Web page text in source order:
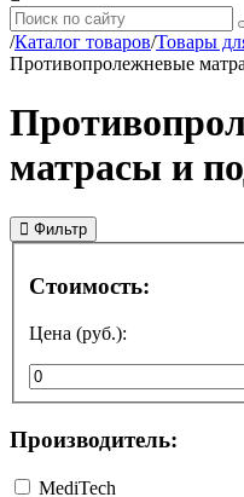
/Каталог товаров/Товары
Противопролежневые
матрасы и
Фильтр
Стоимость:
Цена (руб.):
Производитель:
MediTech